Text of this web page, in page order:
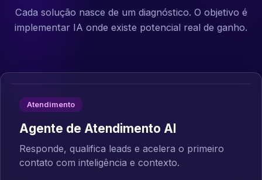
Cada solução nasce de um diagnóstico. O objetivo é
implementar IA onde existe potencial real de ganho.
Atendimento
Agente de Atendimento AI
Responde, qualifica leads e acelera o primeiro
contato com inteligência e contexto.